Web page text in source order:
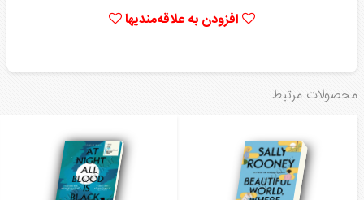
افزودن به علاقه‌مندیها
محصولات مرتبط